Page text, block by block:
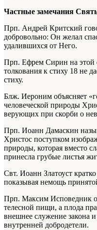
Частные замечания
Прп. Андрей Критский
добровольно: Он желал
удалившихся от Него.
Прп. Ефрем Сирин на этой
толкования к стиху 18 не
стиху.
Блж. Иероним объясняет
человеческой природы
верующих при скорби о
Прп. Иоанн Дамаскин
Христос поступком
природы, которая вместо
принесла грубые листья
Свт. Иоанн Златоуст
показывая немощь
Прп. Максим Исповедник
телесной пищи, а плода
внешнее служение закона
внутренней добродетели.